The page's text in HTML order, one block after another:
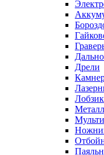
Дрели